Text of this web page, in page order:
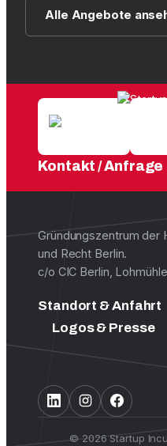
Alle Angebote
Kontakt / Anfrage
Gründungszentrum der
und Recht Berlin.
c/o CIC Berlin,
Standort & Anfahrt
Logos & Presse
© 2026 Startup